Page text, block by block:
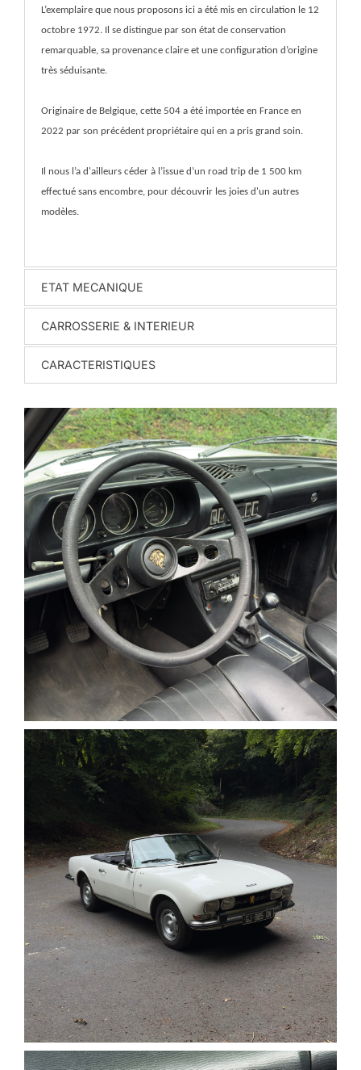
L’exemplaire que nous proposons ici a été mis en circulation le 12
octobre 1972. Il se distingue par son état de conservation
remarquable, sa provenance claire et une configuration d’origine
très séduisante.
Originaire de Belgique, cette 504 a été importée en France en
2022 par son précédent propriétaire qui en a pris grand soin.
Il nous l’a d'ailleurs céder à l’issue d’un road trip de 1 500 km
effectué sans encombre, pour découvrir les joies d'un autres
modèles.
ETAT MECANIQUE
CARROSSERIE & INTERIEUR
CARACTERISTIQUES